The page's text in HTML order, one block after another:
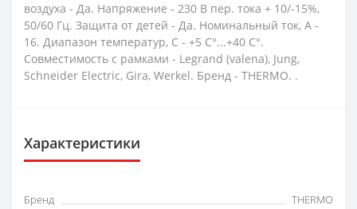
воздуха - Да. Напряжение - 230 В пер. тока + 10/-15%,
50/60 Гц. Защита от детей - Да. Номинальный ток, А -
16. Диапазон температур, С - +5 С°...+40 С°.
Совместимость с рамками - Legrand (valena), Jung,
Schneider Electric, Gira, Werkel. Бренд - THERMO. .
Характеристики
Бренд
THERMO